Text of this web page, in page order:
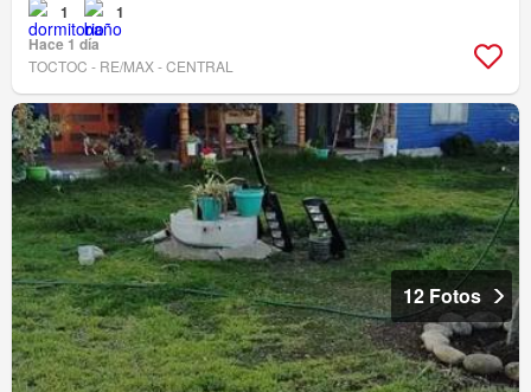
1
1
Hace 1 día
TOCTOC - RE/MAX - CENTRAL
12 Fotos